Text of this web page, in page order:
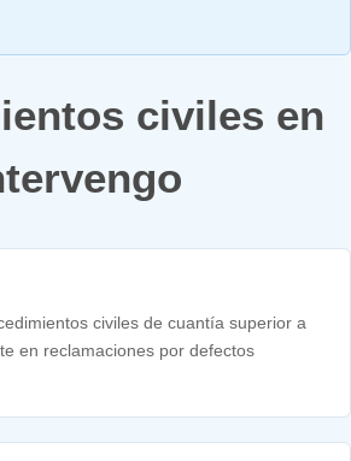
civiles en
civiles de cuantía superior a
en reclamaciones por defectos